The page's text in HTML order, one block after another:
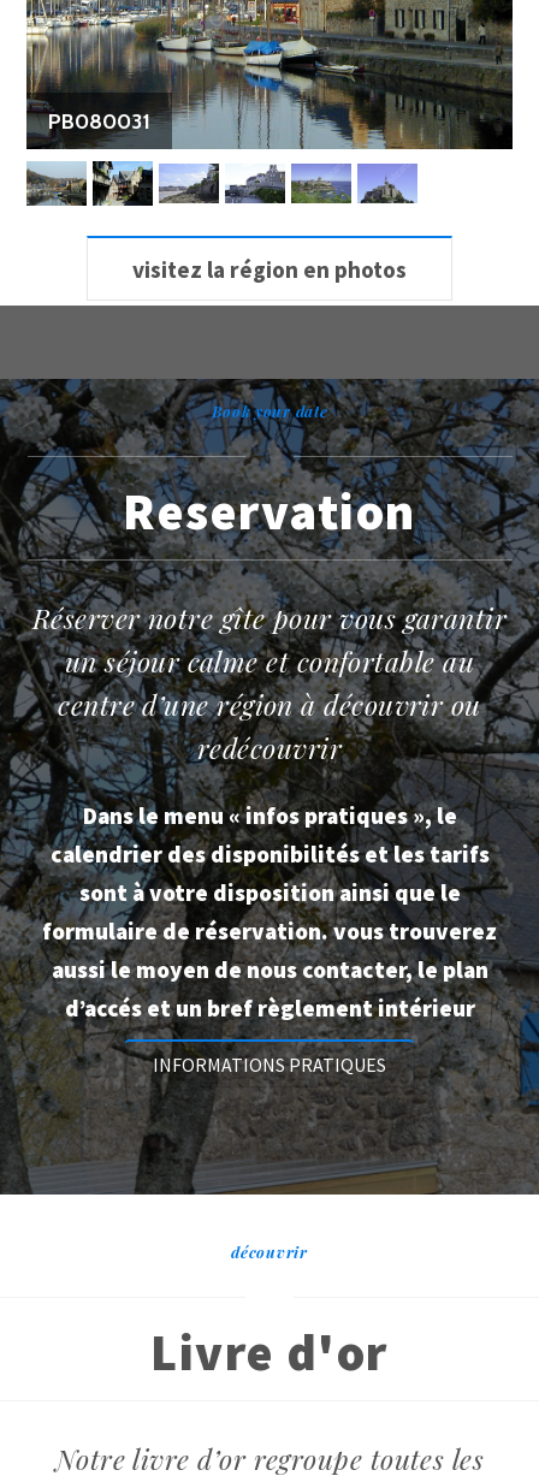
PB080031
visitez la région en photos
Book your date
Reservation
Réserver notre gîte pour vous garantir
un séjour calme et confortable au
centre d’une région à découvrir ou
redécouvrir
Dans le menu « infos pratiques », le
calendrier des disponibilités et les tarifs
sont à votre disposition ainsi que le
formulaire de réservation. vous trouverez
aussi le moyen de nous contacter, le plan
d’accés et un bref règlement intérieur
INFORMATIONS PRATIQUES
découvrir
Livre d'or
Notre livre d’or regroupe toutes les